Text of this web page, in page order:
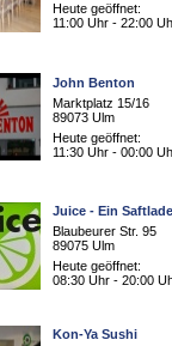
Heute geöffnet:
11:00 Uhr - 22:00
John Benton
Marktplatz 15/16
89073 Ulm
Heute geöffnet:
11:30 Uhr - 00:00
Juice - Ein
Blaubeurer Str. 95
89075 Ulm
Heute geöffnet:
08:30 Uhr - 20:00
Kon-Ya Sushi